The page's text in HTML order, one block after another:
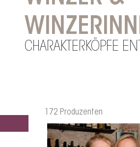
CHARAKTERKÖPFE
172 Produzenten